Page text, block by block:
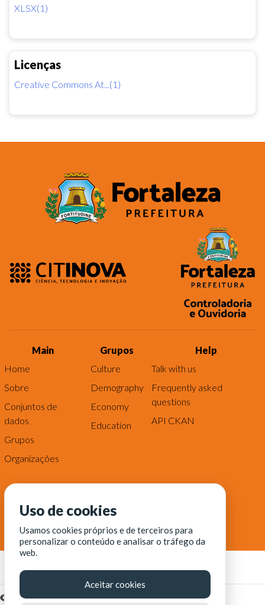
XLSX(1)
Licenças
Creative Commons At...(1)
Main
Home
Sobre
Conjuntos de
dados
Grupos
Organizações
Grupos
Culture
Demography
Economy
Education
Help
Talk with us
Frequently asked
questions
API CKAN
© Fortaleza Digital || CITINOVA - Fundação de Ciência,
Uso de cookies
Usamos cookies próprios e de terceiros para
personalizar o conteúdo e analisar o tráfego da
web.
Aceitar cookies